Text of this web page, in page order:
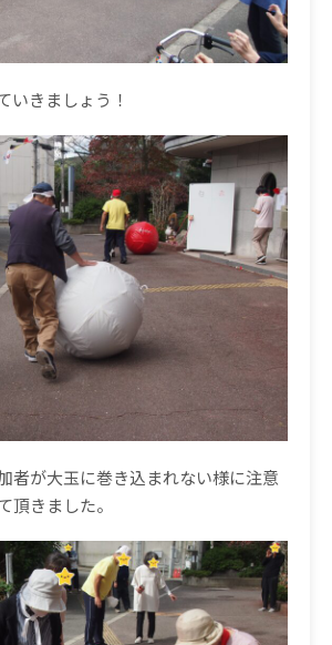
いきましょう！
者が大玉に巻き込まれない様に注意
頂きました。